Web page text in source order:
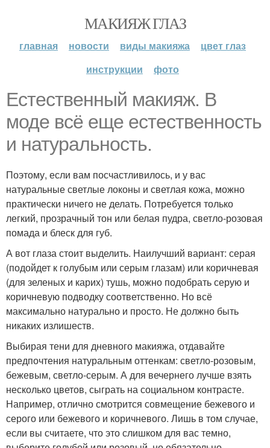
МАКИЯЖ ГЛАЗ
главная новости виды макияжа
цвет глаз
инструкции
фото
Естественный макияж. В
моде всё еще естественность
и натуральность.
Поэтому, если вам посчастливилось, и у вас
натуральные светлые локоны и светлая кожа, можно
практически ничего не делать. Потребуется только
легкий, прозрачный тон или белая пудра, светло-розовая
помада и блеск для губ.
А вот глаза стоит выделить. Наилучший вариант: серая
(подойдет к голубым или серым глазам) или коричневая
(для зеленых и карих) тушь, можно подобрать серую и
коричневую подводку соответственно. Но всё
максимально натурально и просто. Не должно быть
никаких излишеств.
Выбирая тени для дневного макияжа, отдавайте
предпочтения натуральным оттенкам: светло-розовым,
бежевым, светло-серым. А для вечернего лучше взять
несколько цветов, сыграть на социальном контрасте.
Например, отлично смотрится совмещение бежевого и
серого или бежевого и коричневого. Лишь в том случае,
если вы считаете, что это слишком для вас темно,